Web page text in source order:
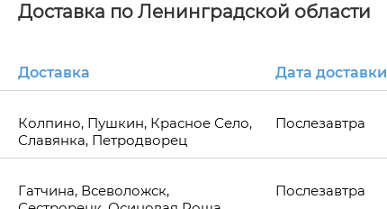
Доставка по Ленинградской области
Доставка Дата доставки
Колпино, Пушкин, Красное Село,
Славянка, Петродворец
Послезавтра
Гатчина, Всеволожск,
Послезавтра